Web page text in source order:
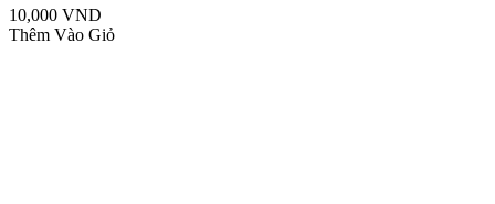
10,000 VND
Thêm Vào Giỏ